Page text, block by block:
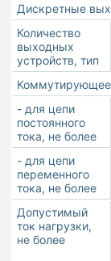
Дискретные
Количество
выходных
устройств, тип
Коммутирующее
- для цепи
постоянного
тока, не более
- для цепи
переменного
тока, не более
Допустимый
ток нагрузки,
не более